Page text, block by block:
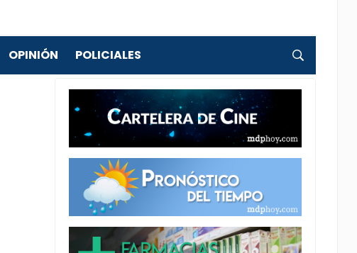
OPINIÓN
POLICIALES